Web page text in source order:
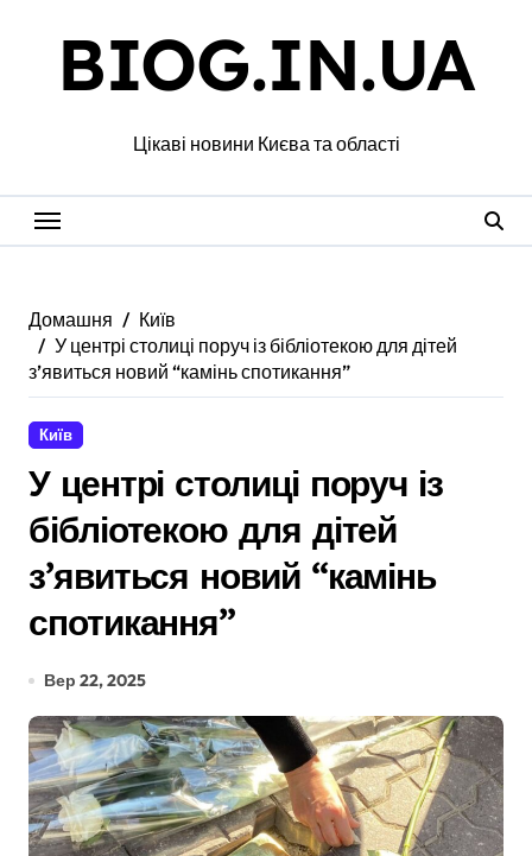
BIOG.IN.UA
Цікаві новини Києва та області
Домашня
Київ
У центрі столиці поруч із бібліотекою для дітей
з’явиться новий “камінь спотикання”
Київ
У центрі столиці поруч із
бібліотекою для дітей
з’явиться новий “камінь
спотикання”
Вер 22, 2025